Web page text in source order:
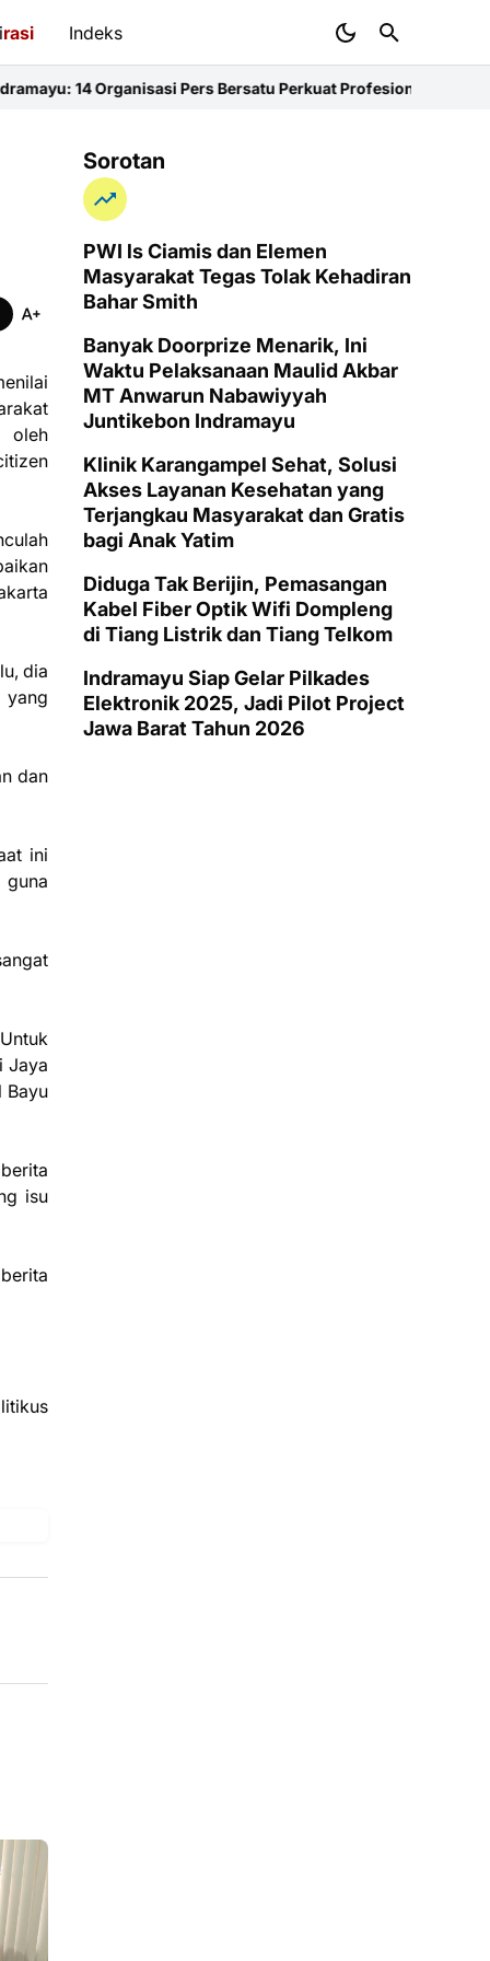
rasi Indeks
Pers Bersatu Perkuat Profesionalisme dan KEJDiduga
oleh
dia
yang
dan
ini
Jaya
Bayu
isu
Sorotan
PWI ls Ciamis dan Elemen
Masyarakat Tegas Tolak Kehadiran
Bahar Smith
Banyak Doorprize Menarik, Ini
Waktu Pelaksanaan Maulid Akbar
MT Anwarun Nabawiyyah
Juntikebon Indramayu
Klinik Karangampel Sehat, Solusi
Akses Layanan Kesehatan yang
Terjangkau Masyarakat dan Gratis
bagi Anak Yatim
Diduga Tak Berijin, Pemasangan
Kabel Fiber Optik Wifi Dompleng
di Tiang Listrik dan Tiang Telkom
Indramayu Siap Gelar Pilkades
Elektronik 2025, Jadi Pilot Project
Jawa Barat Tahun 2026